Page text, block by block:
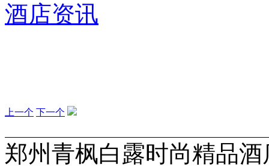
酒店资讯
上一个 下一个
郑州青枫白露时尚精品